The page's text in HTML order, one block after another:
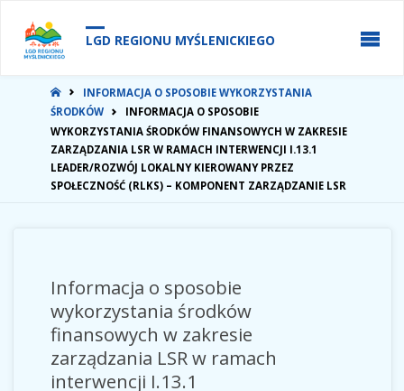
LGD REGIONU MYŚLENICKIEGO
STRONA
GŁÓWNA
INFORMACJA O SPOSOBIE WYKORZYSTANIA
ŚRODKÓW
INFORMACJA O SPOSOBIE
WYKORZYSTANIA ŚRODKÓW FINANSOWYCH W ZAKRESIE
ZARZĄDZANIA LSR W RAMACH INTERWENCJI I.13.1
LEADER/ROZWÓJ LOKALNY KIEROWANY PRZEZ
SPOŁECZNOŚĆ (RLKS) – KOMPONENT ZARZĄDZANIE LSR
Informacja o sposobie
wykorzystania środków
finansowych w zakresie
zarządzania LSR w ramach
interwencji I.13.1